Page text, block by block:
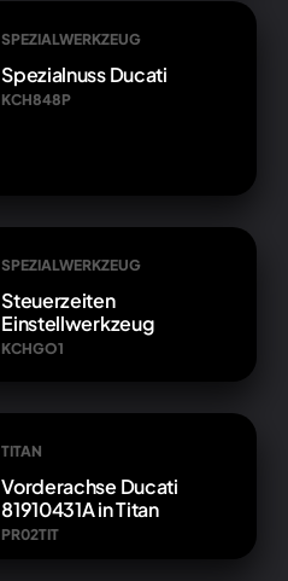
SPEZIALWERKZEUG
Spezialnuss Ducati
KCH848P
SPEZIALWERKZEUG
Steuerzeiten
Einstellwerkzeug
KCHGO1
TITAN
Vorderachse Ducati
81910431A in Titan
PR02TIT